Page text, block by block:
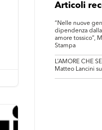
Articoli
“Nelle nuove
dipendenza
amore tossico”,
Stampa
L’AMORE CHE
Matteo Lancini